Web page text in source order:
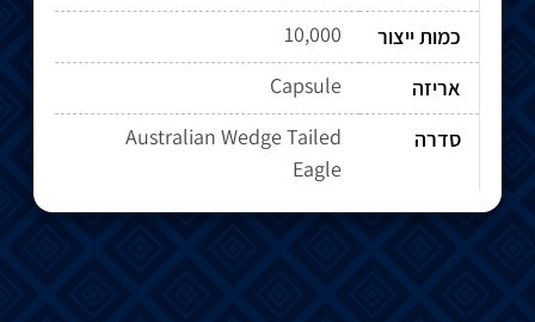
כמות ייצור
10,000
אריזה
Capsule
סדרה
Australian Wedge Tailed
Eagle